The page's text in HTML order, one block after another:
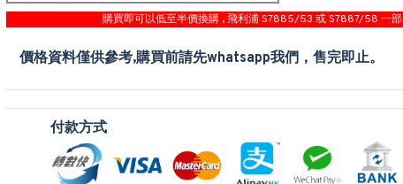
購買即可以低至半價換購 , 飛利浦 S7885/53 或 S7887/58 一部
價格資料僅供參考,購買前請先whatsapp我們，售完即止。
付款方式